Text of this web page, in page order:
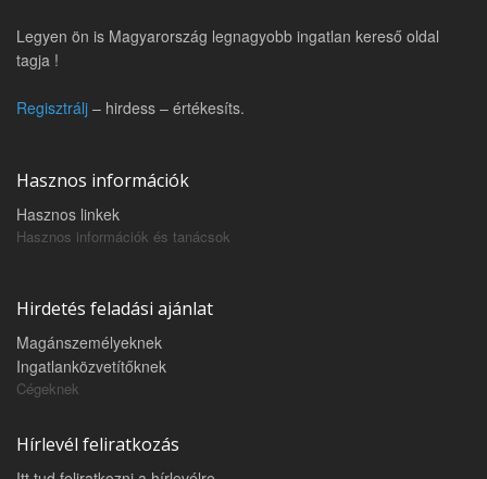
Legyen ön is Magyarország legnagyobb ingatlan kereső oldal
tagja !
Regisztrálj – hirdess – értékesíts.
Hasznos információk
Hasznos linkek
Hasznos információk és tanácsok
Hirdetés feladási ajánlat
Magánszemélyeknek
Ingatlanközvetítőknek
Cégeknek
Hírlevél feliratkozás